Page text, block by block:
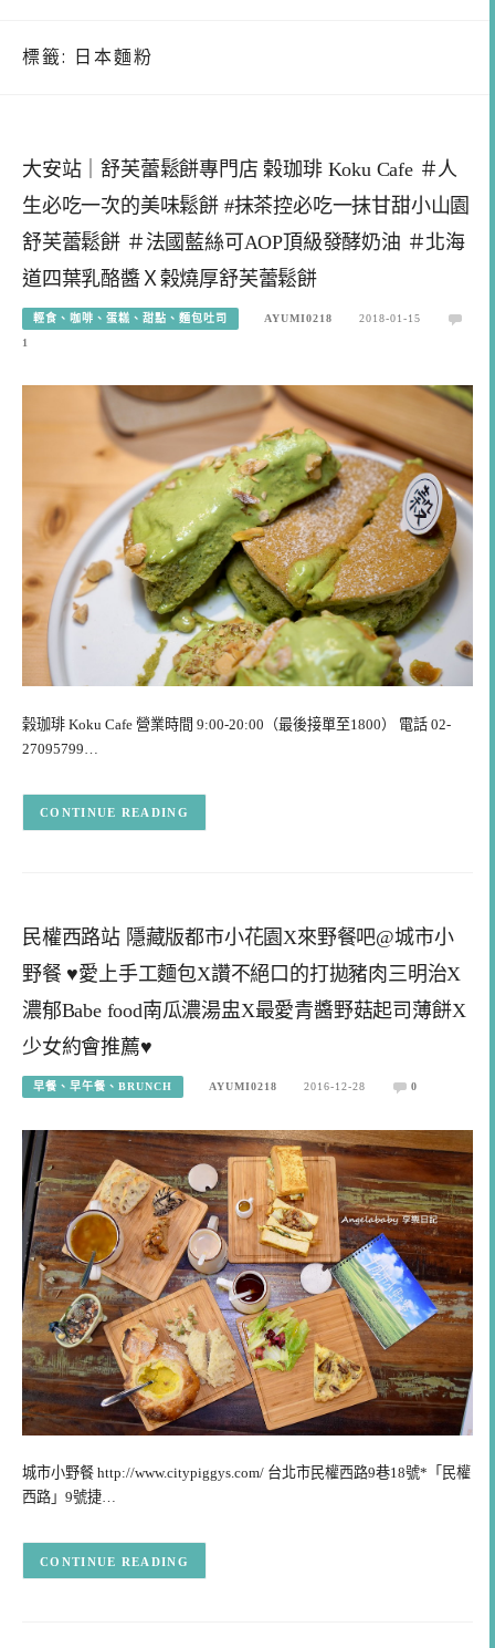
標籤: 日本麵粉
大安站｜舒芙蕾鬆餅專門店 榖珈琲 Koku Cafe ＃人
生必吃一次的美味鬆餅 #抹茶控必吃一抹甘甜小山園
舒芙蕾鬆餅 ＃法國藍絲可AOP頂級發酵奶油 ＃北海
道四葉乳酪醬Ｘ榖燒厚舒芙蕾鬆餅
輕食、咖啡、蛋糕、甜點、麵包吐司 AYUMI0218
2018-01-15
1
榖珈琲 Koku Cafe 營業時間 9:00-20:00（最後接單至1800） 電話 02-
27095799…
CONTINUE READING
民權西路站 隱藏版都市小花園X來野餐吧@城市小
野餐 ♥愛上手工麵包X讚不絕口的打拋豬肉三明治X
濃郁Babe food南瓜濃湯盅X最愛青醬野菇起司薄餅X
少女約會推薦♥
早餐、早午餐、BRUNCH AYUMI0218 2016-12-28 0
城市小野餐 http://www.citypiggys.com/ 台北市民權西路9巷18號*「民權
西路」9號捷…
CONTINUE READING